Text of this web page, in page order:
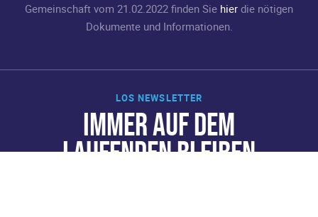
LOS NEWSLETTER
IMMER AUF DEM
LAUFENDEN BLEIBEN
Gemeinschaft vom 21.02.2022 finden Sie hier die nötigen
Dokumente und Informationen.